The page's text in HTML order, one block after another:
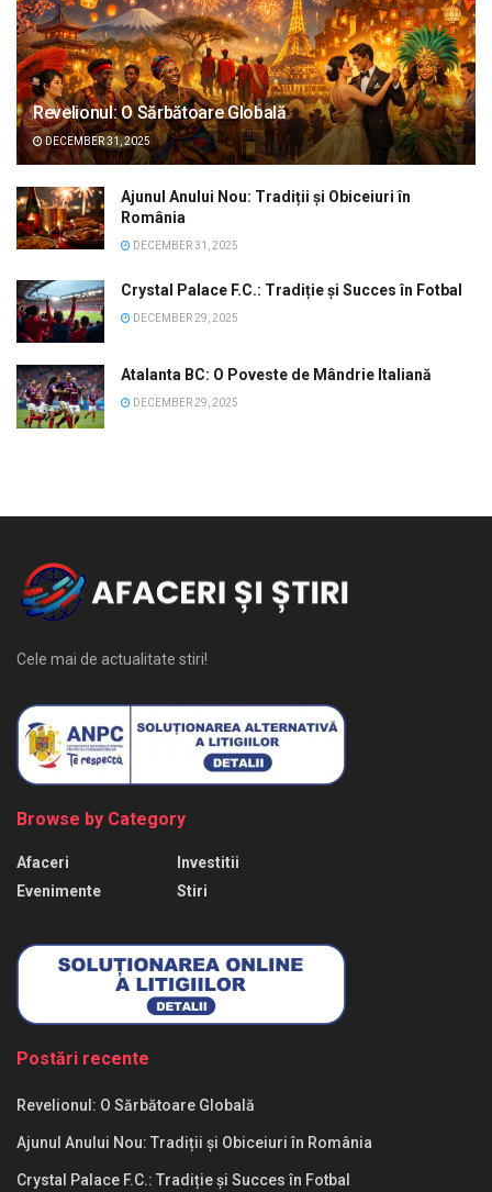
Revelionul: O Sărbătoare Globală
DECEMBER 31, 2025
Ajunul Anului Nou: Tradiții și Obiceiuri în
România
DECEMBER 31, 2025
Crystal Palace F.C.: Tradiție și Succes în Fotbal
DECEMBER 29, 2025
Atalanta BC: O Poveste de Mândrie Italiană
DECEMBER 29, 2025
Cele mai de actualitate stiri!
Browse by Category
Afaceri
Evenimente
Investitii
Stiri
Postări recente
Revelionul: O Sărbătoare Globală
Ajunul Anului Nou: Tradiții și Obiceiuri în România
Crystal Palace F.C.: Tradiție și Succes în Fotbal